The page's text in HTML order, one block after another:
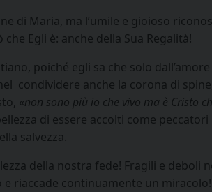
di Maria, ma l’umile e gioioso
Egli è: anche della Sua Regalità!
poiché egli sa che solo
condividere anche la corona di
«non sono più io che vivo ma è Cristo
di essere accolti come
salvezza.
della nostra fede! Fragili e deboli
riaccade continuamente un